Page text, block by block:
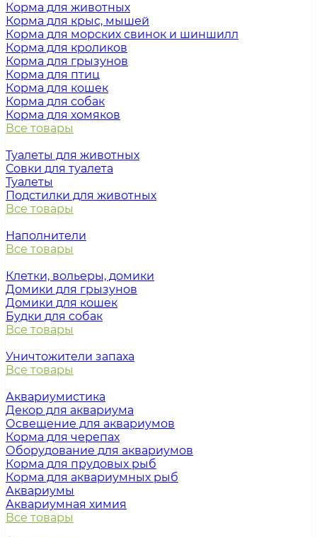
Корма для животных
Корма для крыс, мышей
Корма для морских свинок и шиншилл
Корма для кроликов
Корма для грызунов
Корма для птиц
Корма для кошек
Корма для собак
Корма для хомяков
Все товары
Туалеты для животных
Совки для туалета
Туалеты
Подстилки для животных
Все товары
Наполнители
Все товары
Клетки, вольеры, домики
Домики для грызунов
Домики для кошек
Будки для собак
Все товары
Уничтожители запаха
Все товары
Аквариумистика
Декор для аквариума
Освещение для аквариумов
Корма для черепах
Оборудование для аквариумов
Корма для прудовых рыб
Корма для аквариумных рыб
Аквариумы
Аквариумная химия
Все товары